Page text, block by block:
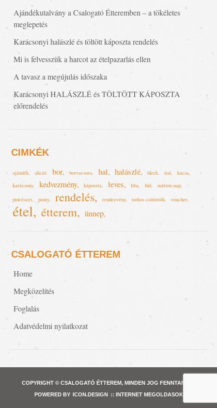
Ajándékutalvány a Csalogató Étteremben – a tökéletes
meglepetés
Karácsonyi halászlé és töltött káposzta rendelés
Mi is felvesszük a harcot az ételpazarlás ellen
A tavasz a megújulás időszaka
Karácsonyi HALÁSZLÉ és TÖLTÖTT KÁPOSZTA
előrendelés
CIMKÉK
ajándék akció bor borvacsora hal halászlé hírek ital
kacsa
karácsony
kedvezmény káposzta leves liba lúd márton nap
pincészet ponty rendelés rendezvény torkos csütörtök voucher
étel étterem ünnep
CSALOGATÓ ÉTTEREM
Home
Megközelítés
Foglalás
Adatvédelmi nyilatkozat
COPYRIGHT © CSALOGATÓ ÉTTEREM, MINDEN JOG FENNTARTVA
POWERED BY ICON.DESIGN :: INTERNET MEGOLDASOK